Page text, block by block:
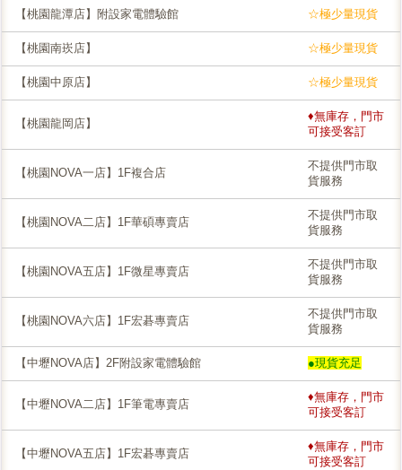
【桃園龍潭店】附設家電體驗館 ☆極少量現貨
【桃園南崁店】 ☆極少量現貨
【桃園中原店】 ☆極少量現貨
【桃園龍岡店】
♦無庫存，門市
可接受客訂
【桃園NOVA一店】1F複合店
不提供門市取
貨服務
【桃園NOVA二店】1F華碩專賣店
不提供門市取
貨服務
【桃園NOVA五店】1F微星專賣店
不提供門市取
貨服務
【桃園NOVA六店】1F宏碁專賣店
不提供門市取
貨服務
【中壢NOVA店】2F附設家電體驗館 ●現貨充足
【中壢NOVA二店】1F筆電專賣店
♦無庫存，門市
可接受客訂
【中壢NOVA五店】1F宏碁專賣店
♦無庫存，門市
可接受客訂